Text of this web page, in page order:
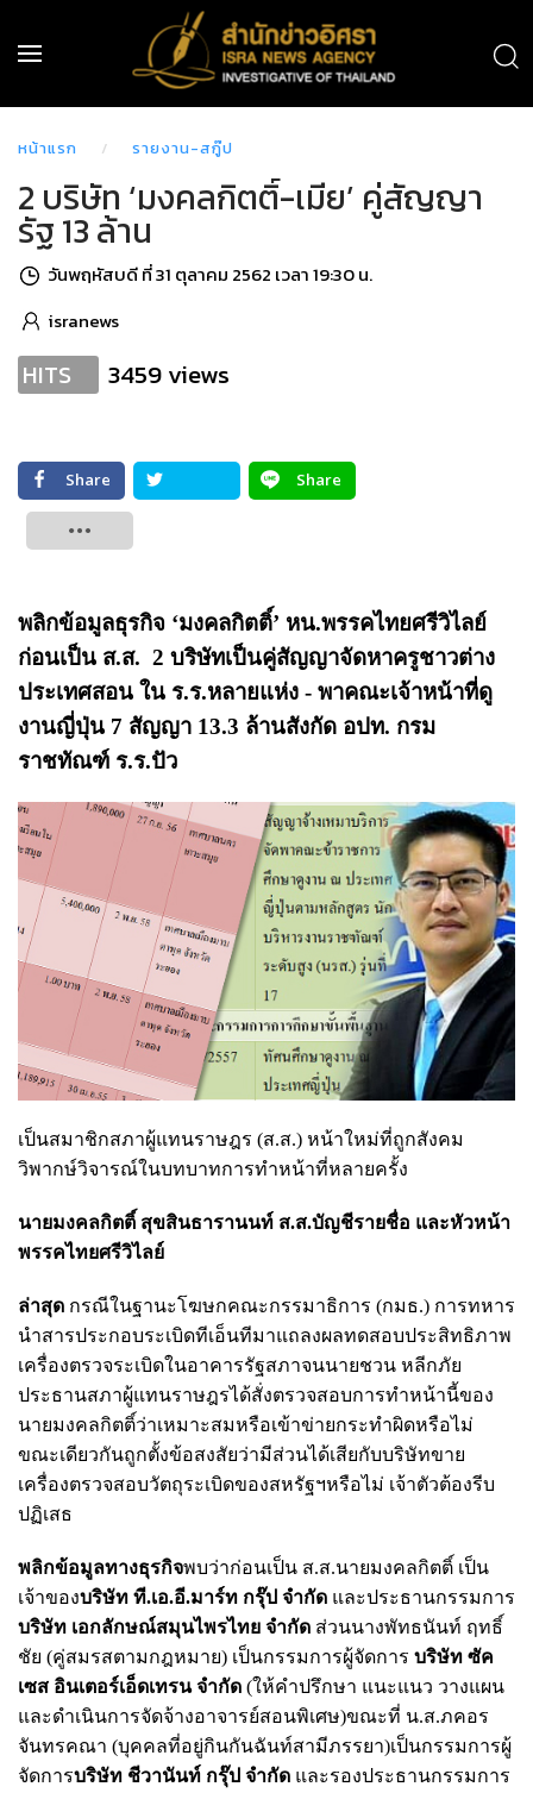
หน้าแรก รายงาน-สกู๊ป
2 บริษัท ‘มงคลกิตติ์-เมีย’ คู่สัญญา
รัฐ 13 ล้าน
วันพฤหัสบดี ที่ 31 ตุลาคม 2562 เวลา 19:30 น.
isranews
HITS 3459 views
Share
Share
พลิกข้อมูลธุรกิจ ‘มงคลกิตติ์’ หน.พรรคไทยศรีวิไลย์
ก่อนเป็น ส.ส. 2 บริษัทเป็นคู่สัญญาจัดหาครูชาวต่าง
ประเทศสอน ใน ร.ร.หลายแห่ง - พาคณะเจ้าหน้าที่ดู
งานญี่ปุ่น 7 สัญญา 13.3 ล้านสังกัด อปท. กรม
ราชทัณฑ์ ร.ร.ปัว
เป็นสมาชิกสภาผู้แทนราษฎร (ส.ส.) หน้าใหม่ที่ถูกสังคม
วิพากษ์วิจารณ์ในบทบาทการทำหน้าที่หลายครั้ง
นายมงคลกิตติ์ สุขสินธารานนท์ ส.ส.บัญชีรายชื่อ และหัวหน้า
พรรคไทยศรีวิไลย์
ล่าสุด กรณีในฐานะโฆษกคณะกรรมาธิการ (กมธ.) การทหาร
นำสารประกอบระเบิดทีเอ็นทีมาแถลงผลทดสอบประสิทธิภาพ
เครื่องตรวจระเบิดในอาคารรัฐสภาจนนายชวน หลีกภัย
ประธานสภาผู้แทนราษฎรได้สั่งตรวจสอบการทำหน้านี้ของ
นายมงคลกิตติ์ว่าเหมาะสมหรือเข้าข่ายกระทำผิดหรือไม่
ขณะเดียวกันถูกตั้งข้อสงสัยว่ามีส่วนได้เสียกับบริษัทขาย
เครื่องตรวจสอบวัตถุระเบิดของสหรัฐฯหรือไม่ เจ้าตัวต้องรีบ
ปฏิเสธ
พลิกข้อมูลทางธุรกิจพบว่าก่อนเป็น ส.ส.นายมงคลกิตติ์ เป็น
เจ้าของบริษัท ที.เอ.อี.มาร์ท กรุ๊ป จำกัด และประธานกรรมการ
บริษัท เอกลักษณ์สมุนไพรไทย จำกัด ส่วนนางพัทธนันท์ ฤทธิ์
ชัย (คู่สมรสตามกฎหมาย) เป็นกรรมการผู้จัดการ บริษัท ซัค
เซส อินเตอร์เอ็ดเทรน จำกัด (ให้คำปรึกษา แนะแนว วางแผน
และดำเนินการจัดจ้างอาจารย์สอนพิเศษ)ขณะที่ น.ส.ภคอร
จันทรคณา (บุคคลที่อยู่กินกันฉันท์สามีภรรยา)เป็นกรรมการผู้
จัดการบริษัท ชีวานันท์ กรุ๊ป จำกัด และรองประธานกรรมการ